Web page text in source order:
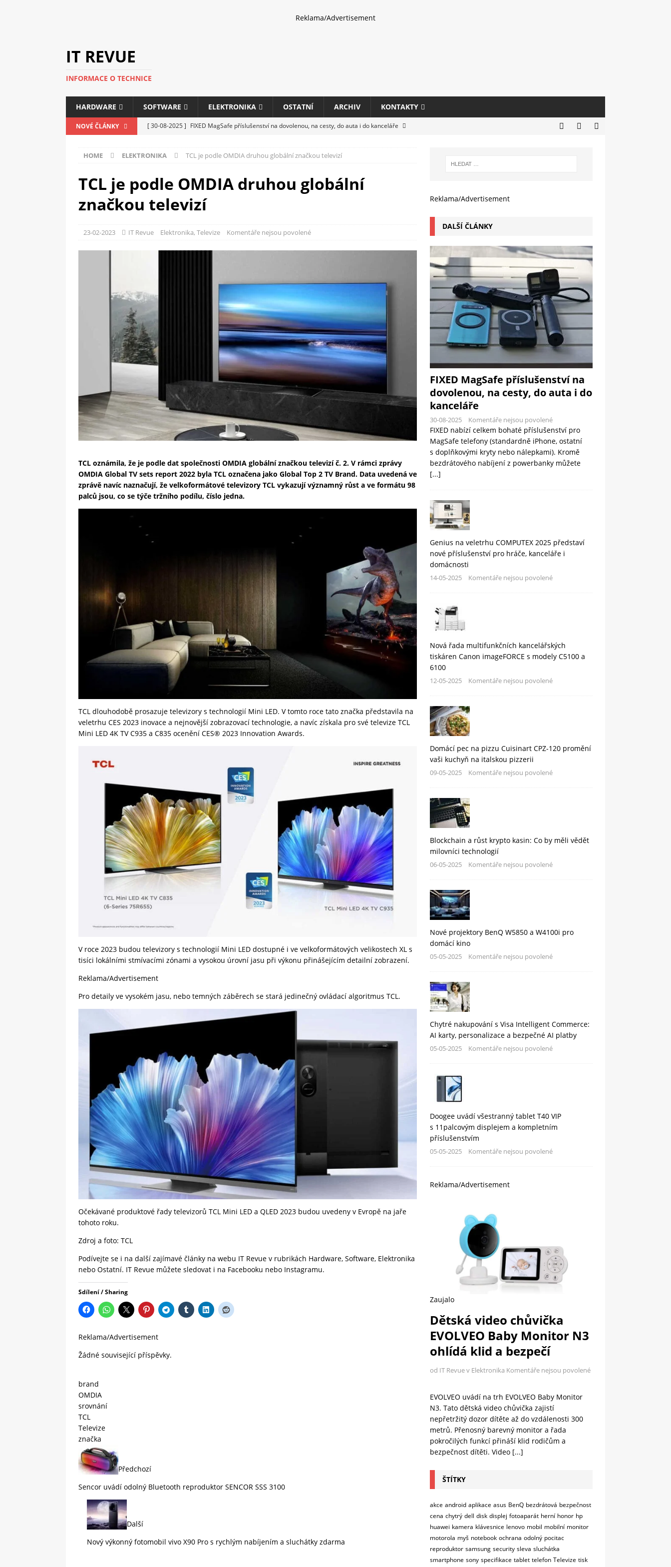
Reklama/Advertisement
IT REVUE
INFORMACE O TECHNICE
HARDWARE SOFTWARE ELEKTRONIKA OSTATNÍ ARCHIV KONTAKTY
NOVÉ ČLÁNKY [ 30-08-2025 ] FIXED MagSafe příslušenství na dovolenou, na cesty, do auta i do kanceláře
[ 14-05-2025 ] Genius na veletrhu COMPUTEX 2025 představí nové příslušenství pro hráče,
kanceláře i domácnosti
HARDWARE
Nová řada multifunkčních kancelářských tiskáren Canon imageFORCE s modely
C5100 a 6100
PERIFERIE
HOME ELEKTRONIKA TCL je podle OMDIA druhou globální značkou televizí
TCL je podle OMDIA druhou globální
značkou televizí
23-02-2023 IT Revue Elektronika, Televize Komentáře nejsou povolené
TCL oznámila, že je podle dat společnosti OMDIA globální značkou televizí č. 2. V rámci zprávy
OMDIA Global TV sets report 2022 byla TCL označena jako Global Top 2 TV Brand. Data uvedená ve
zprávě navíc naznačují, že velkoformátové televizory TCL vykazují významný růst a ve formátu 98
palců jsou, co se týče tržního podílu, číslo jedna.
TCL dlouhodobě prosazuje televizory s technologií Mini LED. V tomto roce tato značka představila na
veletrhu CES 2023 inovace a nejnovější zobrazovací technologie, a navíc získala pro své televize TCL
Mini LED 4K TV C935 a C835 ocenění CES® 2023 Innovation Awards.
V roce 2023 budou televizory s technologií Mini LED dostupné i ve velkoformátových velikostech XL s
tisíci lokálními stmívacími zónami a vysokou úrovní jasu při výkonu přinášejícím detailní zobrazení.
Reklama/Advertisement
Pro detaily ve vysokém jasu, nebo temných záběrech se stará jedinečný ovládací algoritmus TCL.
Očekávané produktové řady televizorů TCL Mini LED a QLED 2023 budou uvedeny v Evropě na jaře
tohoto roku.
Zdroj a foto: TCL
Podívejte se i na další zajímavé články na webu IT Revue v rubrikách Hardware, Software, Elektronika
nebo Ostatní. IT Revue můžete sledovat i na Facebooku nebo Instagramu.
Sdílení / Sharing
Reklama/Advertisement
Žádné související příspěvky.
brand
OMDIA
srovnání
TCL
Televize
značka
Předchozí
Sencor uvádí odolný Bluetooth reproduktor SENCOR SSS 3100
Další
Nový výkonný fotomobil vivo X90 Pro s rychlým nabíjením a sluchátky zdarma
Reklama/Advertisement
DALŠÍ ČLÁNKY
FIXED MagSafe příslušenství na
dovolenou, na cesty, do auta i do
kanceláře
30-08-2025 Komentáře nejsou povolené
FIXED nabízí celkem bohaté příslušenství pro
MagSafe telefony (standardně iPhone, ostatní
s doplňkovými kryty nebo nálepkami). Kromě
bezdrátového nabíjení z powerbanky můžete
[...]
Genius na veletrhu COMPUTEX 2025 představí
nové příslušenství pro hráče, kanceláře i
domácnosti
14-05-2025 Komentáře nejsou povolené
Nová řada multifunkčních kancelářských
tiskáren Canon imageFORCE s modely C5100 a
6100
12-05-2025 Komentáře nejsou povolené
Domácí pec na pizzu Cuisinart CPZ-120 promění
vaši kuchyň na italskou pizzerii
09-05-2025 Komentáře nejsou povolené
Blockchain a růst krypto kasin: Co by měli vědět
milovníci technologií
06-05-2025 Komentáře nejsou povolené
Nové projektory BenQ W5850 a W4100i pro
domácí kino
05-05-2025 Komentáře nejsou povolené
Chytré nakupování s Visa Intelligent Commerce:
AI karty, personalizace a bezpečné AI platby
05-05-2025 Komentáře nejsou povolené
Doogee uvádí všestranný tablet T40 VIP
s 11palcovým displejem a kompletním
příslušenstvím
05-05-2025 Komentáře nejsou povolené
Reklama/Advertisement
Zaujalo
Dětská video chůvička
EVOLVEO Baby Monitor N3
ohlídá klid a bezpečí
od IT Revue v Elektronika Komentáře nejsou povolené
EVOLVEO uvádí na trh EVOLVEO Baby Monitor
N3. Tato dětská video chůvička zajistí
nepřetržitý dozor dítěte až do vzdálenosti 300
metrů. Přenosný barevný monitor a řada
pokročilých funkcí přináší klid rodičům a
bezpečnost dítěti. Video [...]
ŠTÍTKY
akce android aplikace asus BenQ bezdrátová bezpečnost
cena chytrý dell disk displej fotoaparát herní honor hp
huawei kamera klávesnice lenovo mobil mobilní monitor
motorola myš notebook ochrana odolný pocitac
reproduktor samsung security sleva sluchátka
smartphone sony specifikace tablet telefon Televize tisk